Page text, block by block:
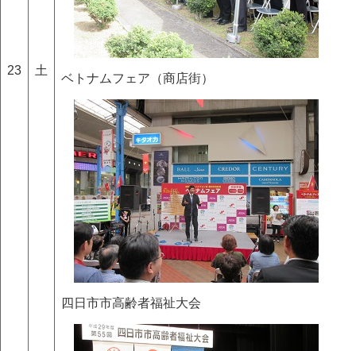
23 土
ベトナムフェア（商店街）
四日市市高齢者福祉大会